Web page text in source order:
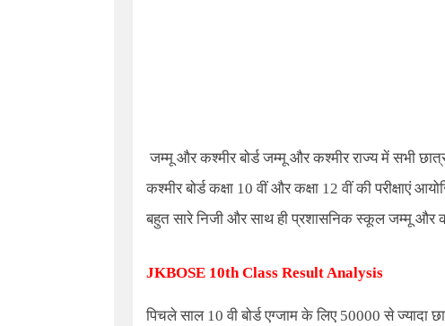
जम्मू और कश्मीर बोर्ड जम्मू और कश्मीर राज्य में सभी
कश्मीर बोर्ड कक्षा 10 वीं और कक्षा 12 वीं की परीक्षाएं
बहुत सारे निजी और साथ ही प्रशासनिक स्कूल जम्मू और
JKBOSE 10th Class Result Analysis
पिचले साल 10 वी बोर्ड एग्जाम के लिए 50000 से ज्यादा